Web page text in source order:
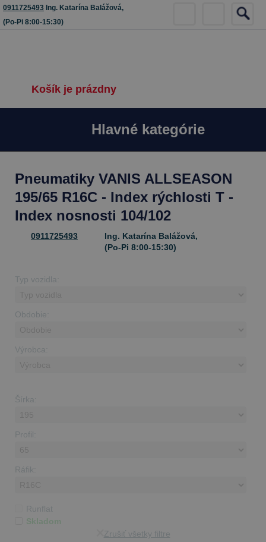
0911725493 Ing. Katarína Balážová,
(Po-Pi 8:00-15:30)
Košík je prázdny
Hlavné kategórie
Pneumatiky VANIS ALLSEASON
195/65 R16C - Index rýchlosti T -
Index nosnosti 104/102
0911725493
Ing. Katarína Balážová,
(Po-Pi 8:00-15:30)
Typ vozidla:
Obdobie:
Výrobca:
Šírka:
Profil:
Ráfik:
Runflat
Skladom
Zrušiť všetky filtre